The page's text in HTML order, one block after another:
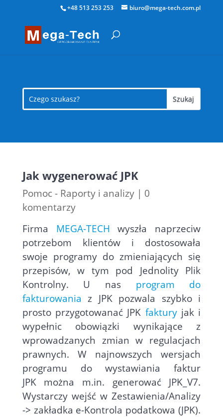
+48 513 253 253 biuro@mega-tech.com.pl
Jak wygenerować JPK
Pomoc - Raporty i analizy| 0
komentarzy
Firma MEGA-TECH wyszła naprzeciw
potrzebom klientów i dostosowała
swoje programy do zmieniających się
przepisów, w tym pod Jednolity Plik
Kontrolny. U nas program do
fakturowania z JPK pozwala szybko i
prosto przygotowanać JPK fakturyjak i
wypełnic obowiązki wynikające z
wprowadzanych zmian w regulacjach
prawnych. W najnowszych wersjach
programu do wystawiania faktur
JPK można m.in. generować JPK_V7.
Wystarczy wejść w Zestawienia/Analizy
-> zakładka e-Kontrola podatkowa (JPK).